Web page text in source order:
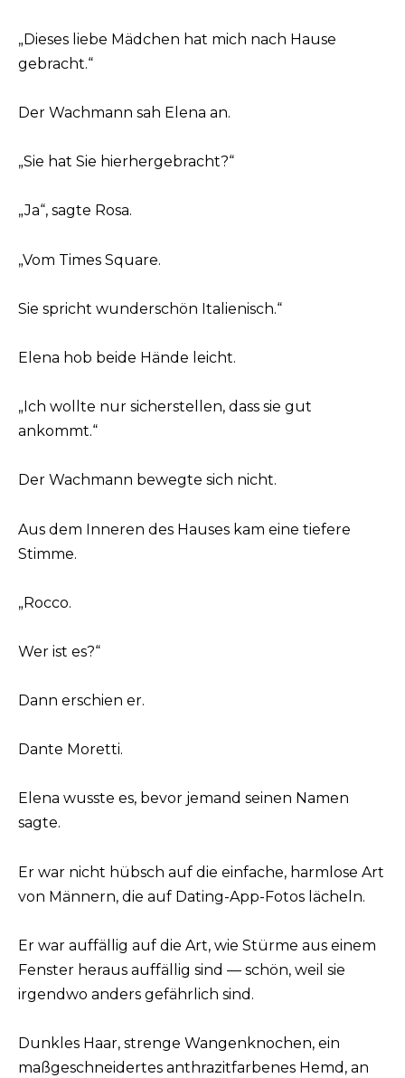
„Dieses liebe Mädchen hat mich nach Hause
gebracht.“
Der Wachmann sah Elena an.
„Sie hat Sie hierhergebracht?“
„Ja“, sagte Rosa.
„Vom Times Square.
Sie spricht wunderschön Italienisch.“
Elena hob beide Hände leicht.
„Ich wollte nur sicherstellen, dass sie gut
ankommt.“
Der Wachmann bewegte sich nicht.
Aus dem Inneren des Hauses kam eine tiefere
Stimme.
„Rocco.
Wer ist es?“
Dann erschien er.
Dante Moretti.
Elena wusste es, bevor jemand seinen Namen
sagte.
Er war nicht hübsch auf die einfache, harmlose Art
von Männern, die auf Dating-App-Fotos lächeln.
Er war auffällig auf die Art, wie Stürme aus einem
Fenster heraus auffällig sind — schön, weil sie
irgendwo anders gefährlich sind.
Dunkles Haar, strenge Wangenknochen, ein
maßgeschneidertes anthrazitfarbenes Hemd, an